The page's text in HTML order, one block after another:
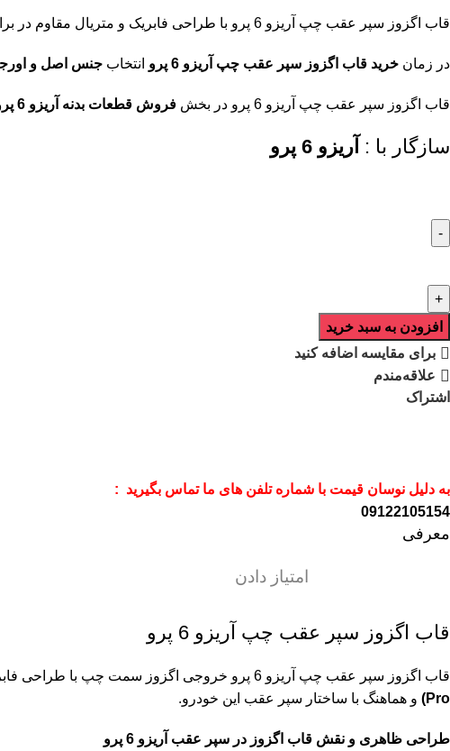
قاب اگزوز سپر عقب چپ آریزو 6 پرو با طراحی فابریک و متریال مقاوم در برابر حرارت، مناسب نصب روی
در زمان خرید قاب اگزوز سپر عقب چپ آریزو 6 پرو انتخاب جنس اصل و
قاب اگزوز سپر عقب چپ آریزو 6 پرو در بخش فروش قطعات بدنه آریزو 6 پرو
سازگار با : آریزو 6 پرو
افزودن به سبد خرید
برای مقایسه اضافه کنید
علاقه‌مندم
اشتراک
به دلیل نوسان قیمت با شماره تلفن های ما تماس بگیرید :
09122105154
معرفی
امتیاز دادن
قاب اگزوز سپر عقب چپ آریزو 6 پرو
قاب اگزوز سپر عقب چپ آریزو 6 پرو خروجی اگزوز سمت چپ با طراحی فابریک، ساخته شده از متریال مقاوم در برابر حرارت و شرایط محیطی، مناسب نصب روی
Pro
) و هماهنگ با ساختار سپر عقب این خودرو.
طراحی ظاهری و نقش قاب اگزوز در سپر عقب آریزو 6 پرو